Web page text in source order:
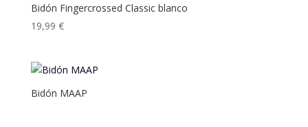
Bidón Fingercrossed Classic blanco
19,99 €
Bidón MAAP